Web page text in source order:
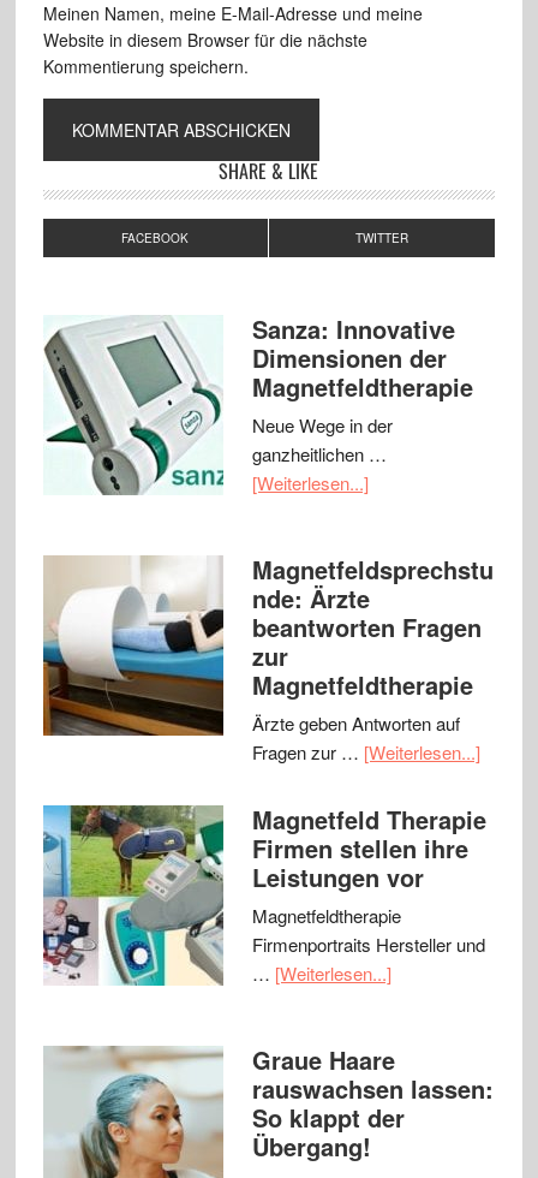
Meinen Namen, meine E-Mail-Adresse und meine
Website in diesem Browser für die nächste
Kommentierung speichern.
SHARE & LIKE
FACEBOOK TWITTER
Sanza: Innovative
Dimensionen der
Magnetfeldtherapie
Neue Wege in der
ganzheitlichen …
[Weiterlesen...]
Magnetfeldsprechstu
nde: Ärzte
beantworten Fragen
zur
Magnetfeldtherapie
Ärzte geben Antworten auf
Fragen zur … [Weiterlesen...]
Magnetfeld Therapie
Firmen stellen ihre
Leistungen vor
Magnetfeldtherapie
Firmenportraits Hersteller und
… [Weiterlesen...]
Graue Haare
rauswachsen lassen:
So klappt der
Übergang!